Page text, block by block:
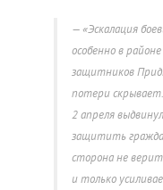
«Эскалация
особенно в
защитников
потери
2 апреля
защитить
сторона не
и только